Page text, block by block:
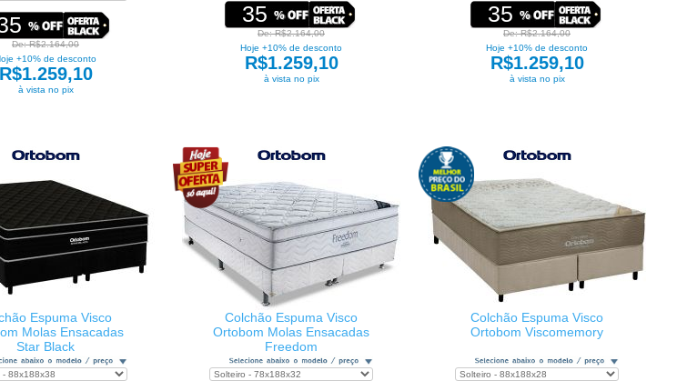
De: R$2.164,00
+10% de desconto
R$1.259,10
à vista no pix
35
De: R$2.164,00
Hoje +10% de desconto
R$1.259,10
à vista no pix
35
De: R$2.164,00
Hoje +10% de desconto
R$1.259,10
à vista no pix
Espuma Visco
Molas Ensacadas
Star Black
Colchão Espuma Visco
Ortobom Molas Ensacadas
Freedom
Colchão Espuma Visco
Ortobom Viscomemory